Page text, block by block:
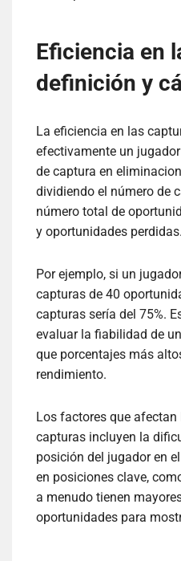
Eficiencia en
definición y
La eficiencia en las
efectivamente un
de captura en
dividiendo el número de
número total de
y oportunidades perdidas.
Por ejemplo, si un
capturas de 40
capturas sería del 75%.
evaluar la fiabilidad de
que porcentajes más
rendimiento.
Los factores que
capturas incluyen la
posición del jugador en
en posiciones clave,
a menudo tienen
oportunidades para